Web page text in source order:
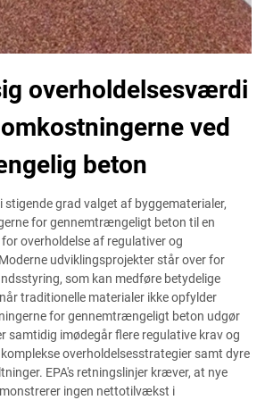
overholdelsesværdi
ved
beton
stigende grad valget af byggematerialer,
for gennemtrængeligt beton til en
overholdelse af regulativer og
udviklingsprojekter står over for
som kan medføre betydelige
traditionelle materialer ikke opfylder
for gennemtrængeligt beton udgør
samtidig imødegår flere regulative krav og
overholdelsesstrategier samt dyre
EPA's retningslinjer kræver, at nye
ingen nettotilvækst i